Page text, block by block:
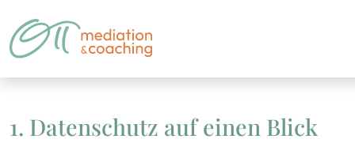
1. Datenschutz auf einen Blick